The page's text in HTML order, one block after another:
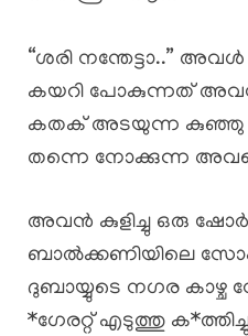
“ശരി നന്തേട്ടാ..”
കയറി പോകുന്നത്
കതക് അടയുന്ന കുഞ്ഞു
തന്നെ നോക്കുന്ന
അവൻ കുളിച്ചു ഒരു
ബാൽക്കണിയിലെ
ദുബായ്യുടെ നഗര കാഴ്ച
*ഗേരറ്റ് എടുത്തു